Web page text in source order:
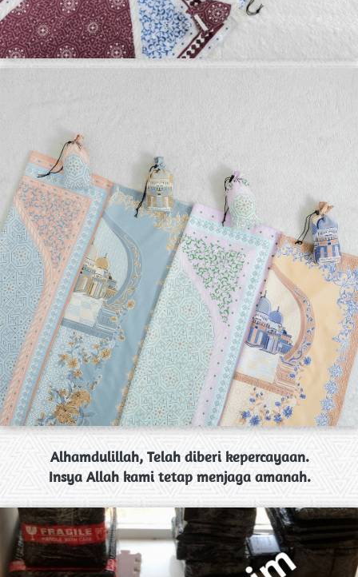
Alhamdulillah, Telah diberi kepercayaan.
Insya Allah kami tetap menjaga amanah.